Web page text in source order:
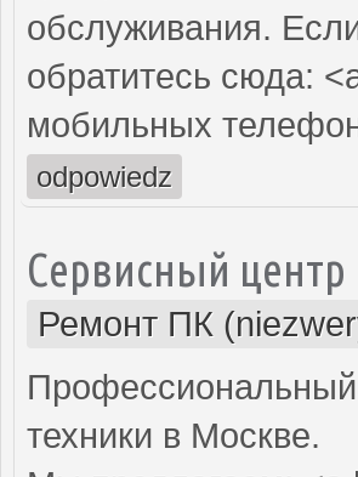
обслуживания.
обратитесь сюда:
мобильных
odpowiedz
Сервисный центр
Ремонт ПК
техники в Москве.